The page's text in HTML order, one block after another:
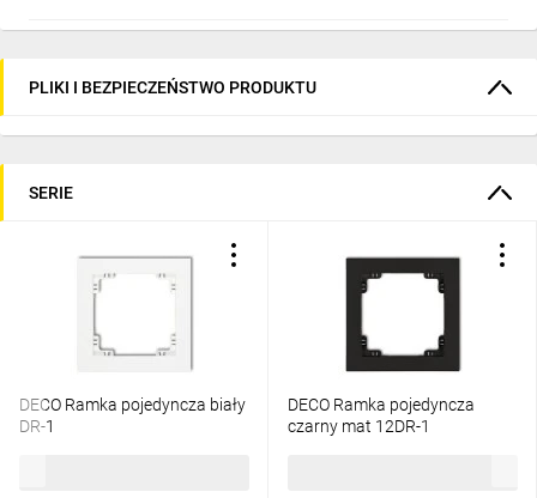
PLIKI I BEZPIECZEŃSTWO PRODUKTU
SERIE
DECO Ramka pojedyncza biały
DR-1
DECO Ramka pojedyncza
czarny mat 12DR-1